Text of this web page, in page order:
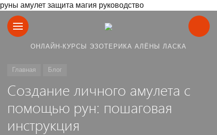
руны амулет защита магия руководство
ОНЛАЙН-КУРСЫ ЭЗОТЕРИКА АЛЁНЫ ЛАСКА
Главная Блог
Создание личного амулета с
помощью рун: пошаговая
инструкция